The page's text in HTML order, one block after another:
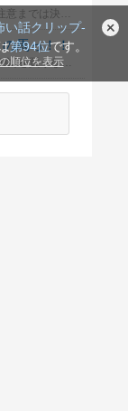
い話クリップ-
第94位です。
順位を表示
枠順が確定した時点での筆者の◎本命〜☆注意までは決まったので、もしよければ重賞徹底分析記事を読みに来てください。そして、あなたの関谷記念の本命馬も教えて下さい
馬っ！！
あなたがもし5頭BOX(馬連/馬単/三連複/三連単)を買うならどの馬を選びますか？あなたの予想を教えてくださいっ！結果は【わくわくアナリスト】で検索っ！！